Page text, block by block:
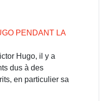
PENDANT LA
Hugo, il y a
dus à des
en particulier sa